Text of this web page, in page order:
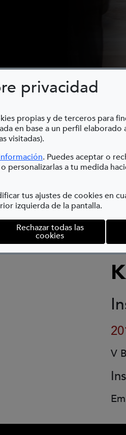
privacidad
propias y de terceros para
en base a un perfil
visitadas).
(Abre en nueva
. Puedes aceptar o
personalizarlas a tu medida
tus ajustes de cookies en
izquierda de la pantalla.
Rechazar todas las
cookies
El Cielo)
V